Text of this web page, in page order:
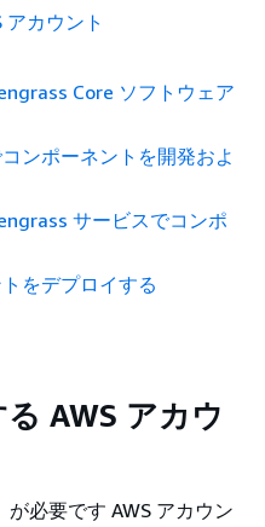
カウント
Core ソフトウェア
ンポーネントを開発およ
サービスでコンポ
をデプロイする
AWS アカウ
必要です AWS アカウン